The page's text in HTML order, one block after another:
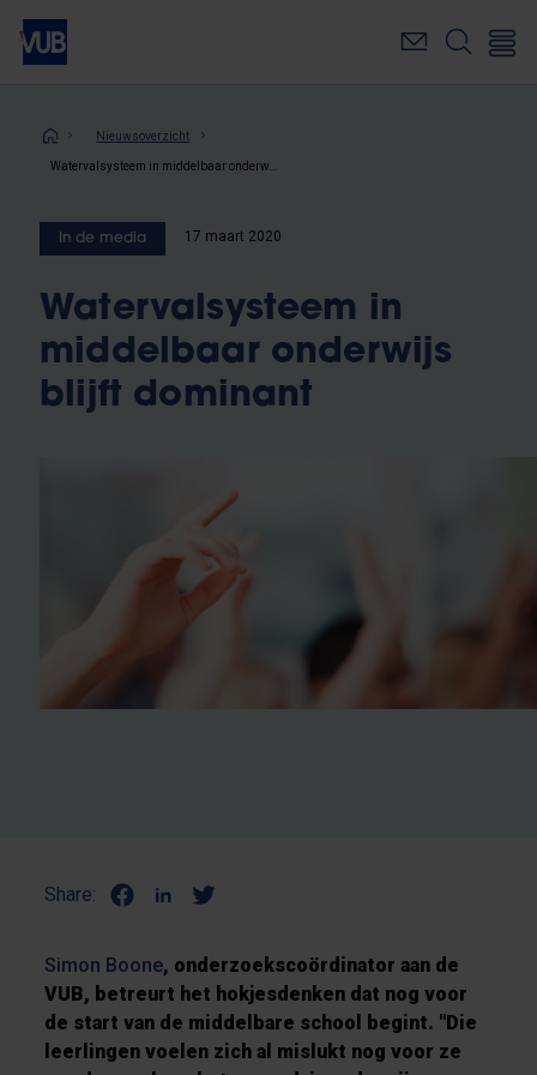
Overslaan
naar
inhoudKruimelpad
Nieuwsoverzicht
In de media 17 maart 2020
Watervalsysteem in
middelbaar onderwijs
blijft dominant
Share:
Simon Boone, onderzoekscoördinator aan de
VUB, betreurt het hokjesdenken dat nog voor
de start van de middelbare school begint. "Die
leerlingen voelen zich al mislukt nog voor ze